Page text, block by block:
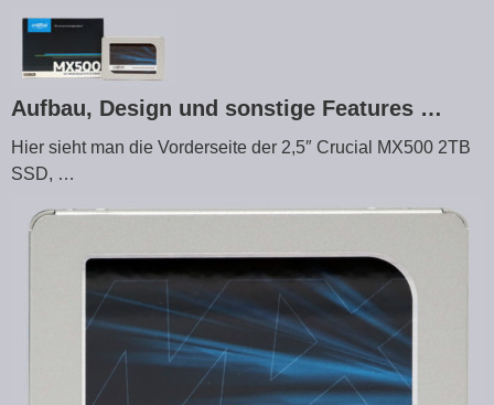
Aufbau, Design und sonstige Features …
Hier sieht man die Vorderseite der 2,5″ Crucial MX500 2TB
SSD, …